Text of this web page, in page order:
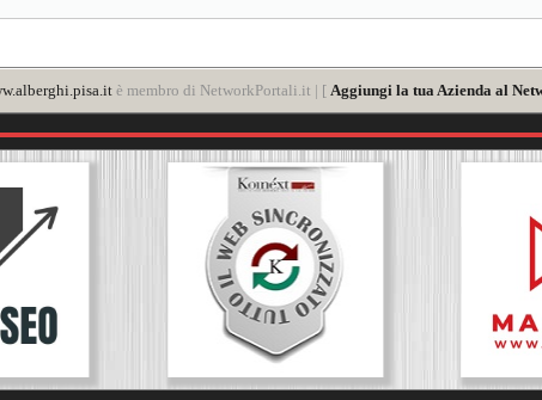
è membro di NetworkPortali.it | [ Aggiungi la tua Azienda al